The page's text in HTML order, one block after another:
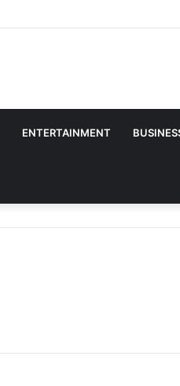
त्वचा का ख्याल, आयुर्वेदिक डॉक्टर ने बताए
ENTERTAINMENT